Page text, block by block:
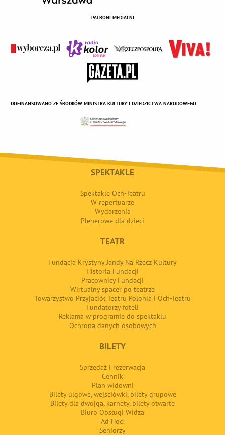
PATRONI MEDIALNI
DOFINANSOWANO ZE ŚRODKÓW MINISTRA KULTURY I DZIEDZICTWA NARODOWEGO
SPEKTAKLE
Spektakle Och-Teatru
W repertuarze
Wydarzenia
Plenerowe dla dzieci
TEATR
Fundacja Krystyny Jandy Na Rzecz Kultury
Historia Fundacji
Pracownicy Fundacji
Wirtualny spacer po teatrze
Towarzystwo Przyjaciół Teatru Polonia i Och-Teatru
Fundatorzy foteli
Reklama w programie do spektaklu
Ochrona danych osobowych
BILETY
Sprzedaż i rezerwacja
Cennik
Plan widowni
Bilety ulgowe, wejściówki, bilety grupowe
Bilety dla dwojga, karnety, bilety otwarte
Biuro Obsługi Widza
Ad Hoc!
Seniorzy